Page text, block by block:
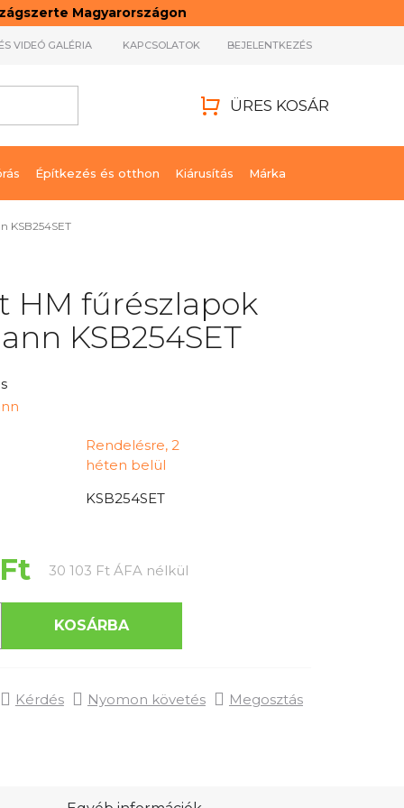
Magyarországon
VIDEÓ GALÉRIA KAPCSOLATOK BEJELENTKEZÉS
ÜRES KOSÁR
Építkezés és otthon Kiárusítás Márka
KSB254SET
HM fűrészlapok
KSB254SET
Rendelésre, 2
héten belül
KSB254SET
30 103 Ft ÁFA nélkülEgységár:
KOSÁRBA
Kérdés Nyomon követés Megosztás